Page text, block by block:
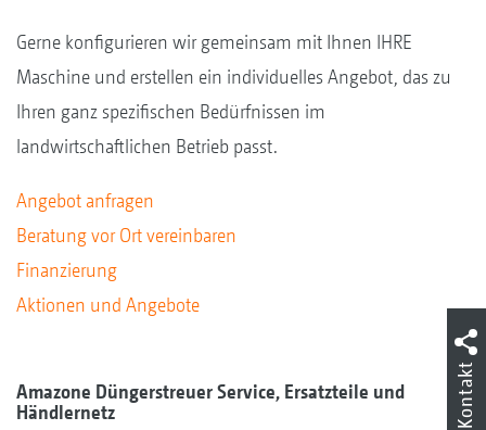
Gerne konfigurieren wir gemeinsam mit Ihnen IHRE
Maschine und erstellen ein individuelles Angebot, das zu
Ihren ganz spezifischen Bedürfnissen im
landwirtschaftlichen Betrieb passt.
Angebot anfragen
Beratung vor Ort vereinbaren
Finanzierung
Aktionen und Angebote
Amazone Düngerstreuer Service, Ersatzteile und
Händlernetz
Kontakt